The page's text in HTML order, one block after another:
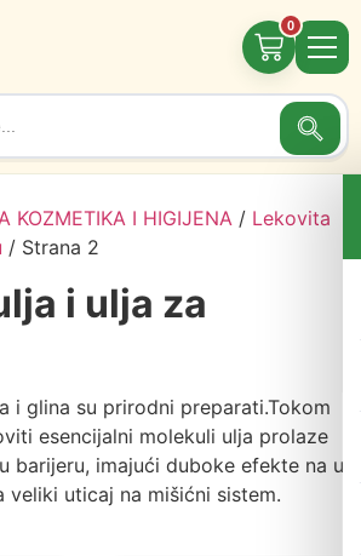
0
KOZMETIKA I HIGIJENA / Lekovita
/ Strana 2
i ulja za
i glina su prirodni preparati.Tokom
esencijalni molekuli ulja prolaze
barijeru, imajući duboke efekte na um
veliki uticaj na mišićni sistem.